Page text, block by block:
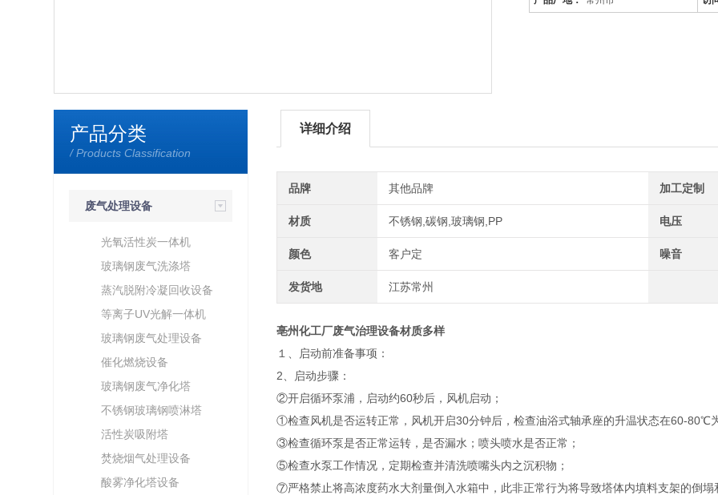
产品分类
/ Products Classification
废气处理设备
光氧活性炭一体机
玻璃钢废气洗涤塔
蒸汽脱附冷凝回收设备
等离子UV光解一体机
玻璃钢废气处理设备
催化燃烧设备
玻璃钢废气净化塔
不锈钢玻璃钢喷淋塔
活性炭吸附塔
焚烧烟气处理设备
酸雾净化塔设备
详细介绍
品牌 其他品牌 加工定制
材质 不锈钢,碳钢,玻璃钢,PP 电压
颜色 客户定 噪音
发货地 江苏常州
亳州化工厂废气治理设备材质多样
１、启动前准备事项：
2、启动步骤：
②开启循环泵浦，启动约60秒后，风机启动；
①检查风机是否运转正常，风机开启30分钟后，检查油浴式轴承座的升温状态在60-80℃
③检查循环泵是否正常运转，是否漏水；喷头喷水是否正常；
⑤检查水泵工作情况，定期检查并清洗喷嘴头内之沉积物；
⑦严格禁止将高浓度药水大剂量倒入水箱中，此非正常行为将导致塔体内填料支架的倒塌